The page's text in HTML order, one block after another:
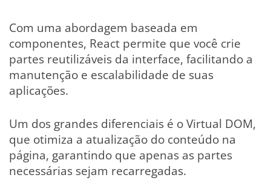
Com uma abordagem baseada em
componentes, React permite que você crie
partes reutilizáveis da interface, facilitando a
manutenção e escalabilidade de suas
aplicações.
Um dos grandes diferenciais é o Virtual DOM,
que otimiza a atualização do conteúdo na
página, garantindo que apenas as partes
necessárias sejam recarregadas.